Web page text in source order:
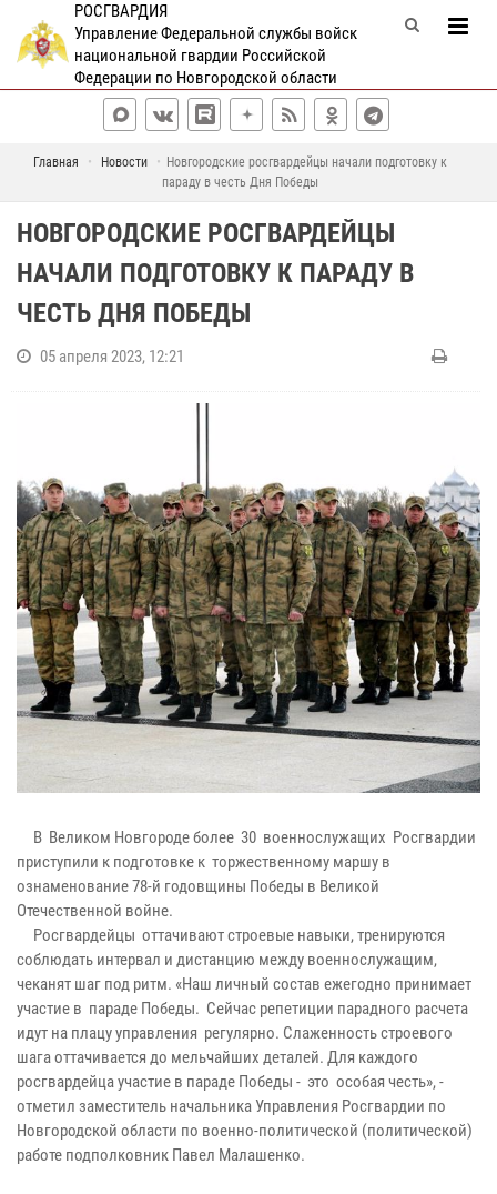
РОСГВАРДИЯ
Управление Федеральной службы войск
национальной гвардии Российской
Федерации по Новгородской области
Главная Новости
Новгородские росгвардейцы начали подготовку к
параду в честь Дня Победы
НОВГОРОДСКИЕ РОСГВАРДЕЙЦЫ
НАЧАЛИ ПОДГОТОВКУ К ПАРАДУ В
ЧЕСТЬ ДНЯ ПОБЕДЫ
05 апреля 2023, 12:21
В Великом Новгороде более 30 военнослужащих Росгвардии
приступили к подготовке к торжественному маршу в
ознаменование 78-й годовщины Победы в Великой
Отечественной войне.
Росгвардейцы оттачивают строевые навыки, тренируются
соблюдать интервал и дистанцию между военнослужащим,
чеканят шаг под ритм. «Наш личный состав ежегодно принимает
участие в параде Победы. Сейчас репетиции парадного расчета
идут на плацу управления регулярно. Слаженность строевого
шага оттачивается до мельчайших деталей. Для каждого
росгвардейца участие в параде Победы - это особая честь», -
отметил заместитель начальника Управления Росгвардии по
Новгородской области по военно-политической (политической)
работе подполковник Павел Малашенко.